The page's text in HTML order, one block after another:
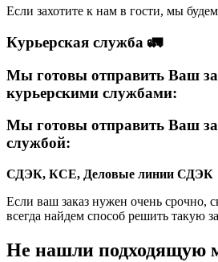
Если захотите к нам в гости, мы
Курьерская служба 🚛
Мы готовы отправить Ваш
курьерскими службами:
Мы готовы отправить Ваш
службой:
СДЭК, КСЕ, Деловые линии СДЭК
Если ваш заказ нужен очень срочно,
всегда найдем способ решить такую
Не нашли подходящую